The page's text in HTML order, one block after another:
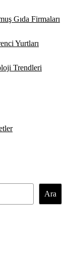
Gıda Firmaları
Yurtları
Trendleri
Ara